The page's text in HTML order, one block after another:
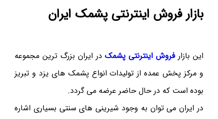
بازار فروش اینترنتی پشمک ایران
این بازار فروش اینترنتی پشمکدر ایران بزرگ ترین مجموعه
و مرکز پخش عمده از تولیدات انواع پشمک های یزد و تبریز
بوده است که در حال حاضر عرضه می گردد.
در ایران می توان به وجود شیرینی های سنتی بسیاری اشاره